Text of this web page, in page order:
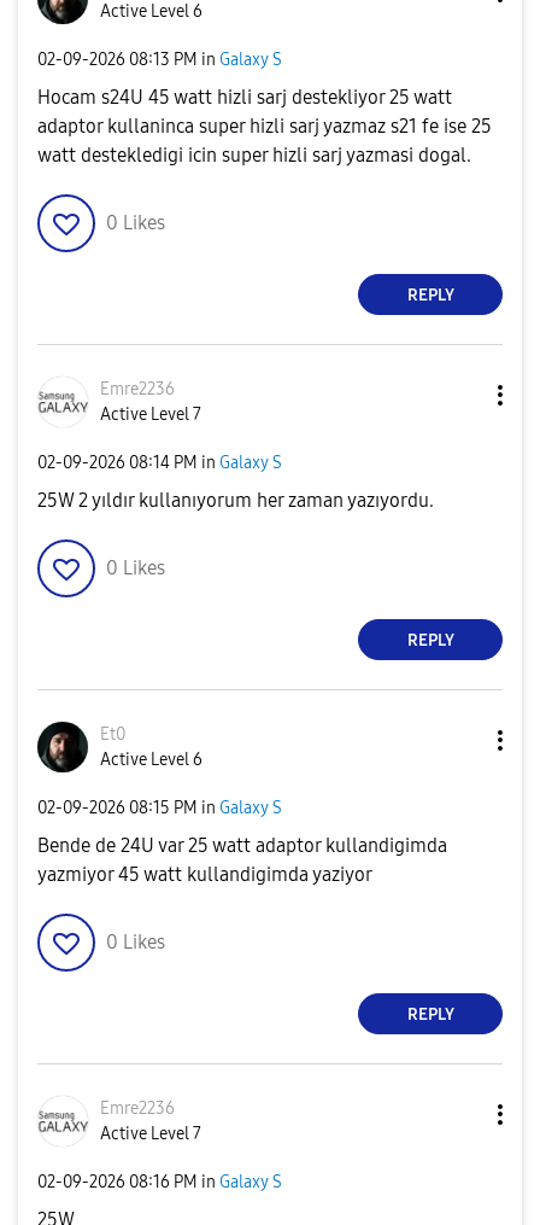
Active Level 6
‎02-09-2026 08:13 PM in Galaxy S
Hocam s24U 45 watt hizli sarj destekliyor 25 watt
adaptor kullaninca super hizli sarj yazmaz s21 fe ise 25
watt destekledigi icin super hizli sarj yazmasi dogal.
0 Likes
REPLY
Emre2236
Active Level 7
‎02-09-2026 08:14 PM in Galaxy S
25W 2 yıldır kullanıyorum her zaman yazıyordu.
0 Likes
REPLY
Et0
Active Level 6
‎02-09-2026 08:15 PM in Galaxy S
Bende de 24U var 25 watt adaptor kullandigimda
yazmiyor 45 watt kullandigimda yaziyor
0 Likes
REPLY
Emre2236
Active Level 7
‎02-09-2026 08:16 PM in Galaxy S
25W